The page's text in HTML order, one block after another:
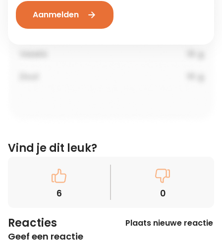
Aanmelden
Vind je dit leuk?
6 0
Reacties Plaats nieuwe reactie
Geef een reactie